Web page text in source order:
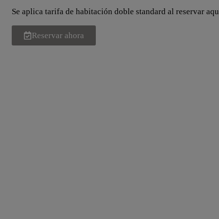
Se aplica tarifa de habitación doble standard al reservar
Reservar ahora